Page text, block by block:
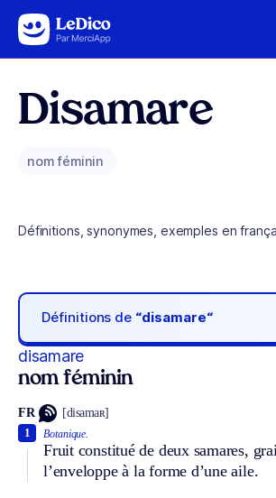
Aller au contenu
Disamare
nom féminin
Définitions, synonymes, exemples en
Définitions de “disamare“
disamare
nom féminin
FR [disamaʀ]
Botanique.
Fruit constitué de deux samares,
l’enveloppe à la forme d’une aile.
1